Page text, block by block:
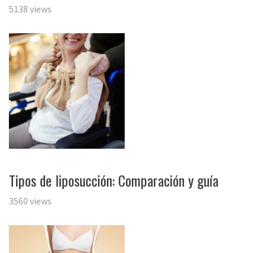
5138 views
Tipos de liposucción: Comparación y guía
3560 views